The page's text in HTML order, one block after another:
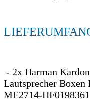
- 2x Harman
Lautsprecher Boxen
ME2714-